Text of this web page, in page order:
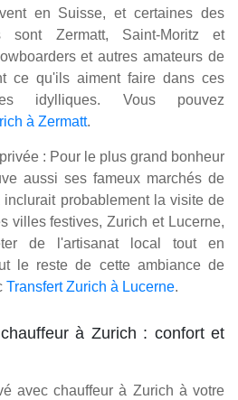
en Suisse, et certaines des
sont Zermatt, Saint-Moritz et
et autres amateurs de
ce qu'ils aiment faire dans ces
idylliques. Vous pouvez
à Zermatt.
: Pour le plus grand bonheur
aussi ses fameux marchés de
probablement la visite de
villes festives, Zurich et Lucerne,
de l'artisanat local tout en
le reste de cette ambiance de
Transfert Zurich à Lucerne.
à Zurich : confort et
avec chauffeur à Zurich à votre